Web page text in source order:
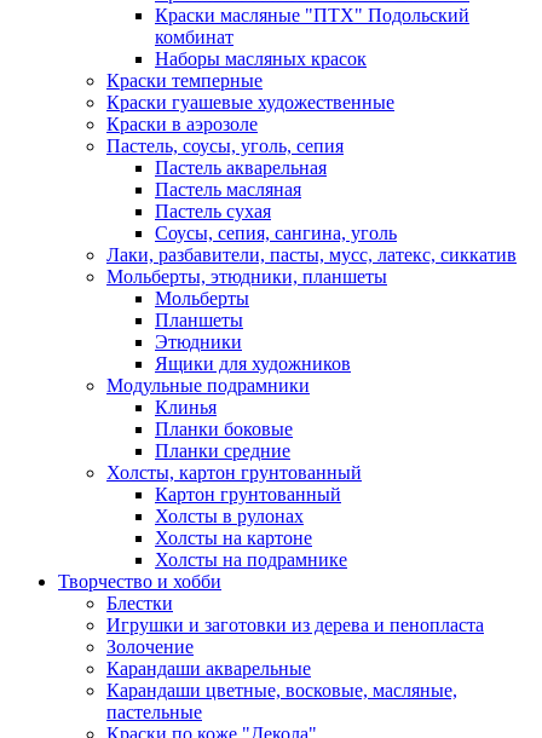
Краски масляные "ПТХ" Подольский
комбинат
Наборы масляных красок
Краски темперные
Краски гуашевые художественные
Краски в аэрозоле
Пастель, соусы, уголь, сепия
Пастель акварельная
Пастель масляная
Пастель сухая
Соусы, сепия, сангина, уголь
Лаки, разбавители, пасты, мусс, латекс, сиккатив
Мольберты, этюдники, планшеты
Мольберты
Планшеты
Этюдники
Ящики для художников
Модульные подрамники
Клинья
Планки боковые
Планки средние
Холсты, картон грунтованный
Картон грунтованный
Холсты в рулонах
Холсты на картоне
Холсты на подрамнике
Творчество и хобби
Блестки
Игрушки и заготовки из дерева и пенопласта
Золочение
Карандаши акварельные
Карандаши цветные, восковые, масляные,
пастельные
Краски по коже "Декола"